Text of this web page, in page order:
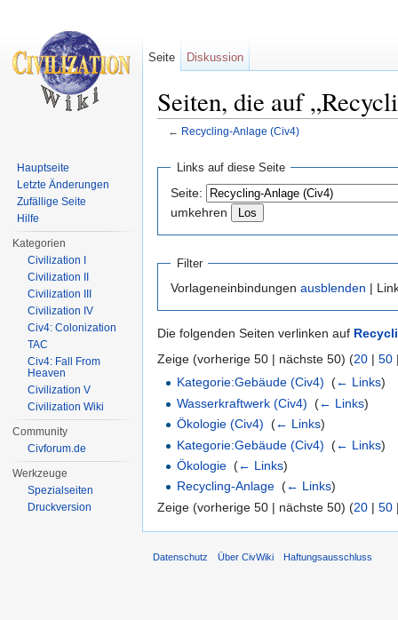
Seiten, die auf
← Recycling-Anlage (Civ4)
Links auf diese Seite
Seite:
umkehren
Filter
Vorlageneinbindungen ausblenden |
Die folgenden Seiten verlinken auf
Zeige (vorherige 50 | nächste 50) (20 | 50
Kategorie:Gebäude (Civ4)
(← Links)
Wasserkraftwerk (Civ4)
(← Links)
Ökologie (Civ4)
(← Links)
Kategorie:Gebäude (Civ4)
(← Links)
Ökologie (← Links)
Recycling-Anlage (← Links)
Zeige (vorherige 50 | nächste 50) (20 | 50
Seite Diskussion
Hauptseite
Letzte Änderungen
Zufällige Seite
Hilfe
Kategorien
Civilization I
Civilization II
Civilization III
Civilization IV
Civ4: Colonization
TAC
Civ4: Fall From
Heaven
Civilization V
Civilization Wiki
Community
Civforum.de
Werkzeuge
Spezialseiten
Druckversion
Datenschutz Über CivWiki Haftungsausschluss